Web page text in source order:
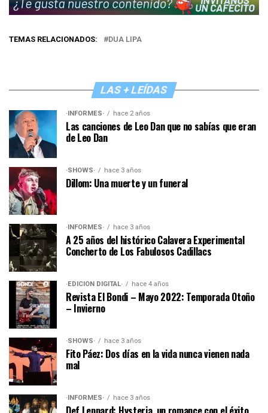
TEMAS RELACIONADOS: DUA LIPA
LAS + LEÍDAS
·INFORMES· hace 2 años
Las canciones de Leo Dan que no sabías que eran
de Leo Dan
·SHOWS· hace 3 años
Dillom: Una muerte y un funeral
·INFORMES· hace 3 años
A 25 años del histórico Calavera Experimental
Concherto de Los Fabulosos Cadillacs
·EDICIÓN DIGITAL· hace 4 años
Revista El Bondi – Mayo 2022: Temporada Otoño
– Invierno
·SHOWS· hace 3 años
Fito Páez: Dos días en la vida nunca vienen nada
mal
·INFORMES· hace 3 años